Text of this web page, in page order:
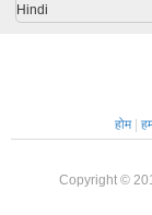
Hindi
होम|
Copyright ©